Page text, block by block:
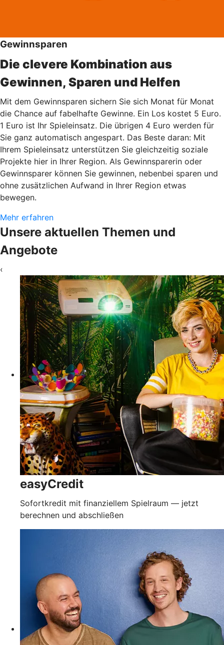
Gewinnsparen
Die clevere Kombination aus
Gewinnen, Sparen und Helfen
Mit dem Gewinnsparen sichern Sie sich Monat für Monat
die Chance auf fabelhafte Gewinne. Ein Los kostet 5 Euro.
1 Euro ist Ihr Spieleinsatz. Die übrigen 4 Euro werden für
Sie ganz automatisch angespart. Das Beste daran: Mit
Ihrem Spieleinsatz unterstützen Sie gleichzeitig soziale
Projekte hier in Ihrer Region. Als Gewinnsparerin oder
Gewinnsparer können Sie gewinnen, nebenbei sparen und
ohne zusätzlichen Aufwand in Ihrer Region etwas
bewegen.
Mehr erfahren
Unsere aktuellen Themen und
Angebote
‹
easyCredit
Sofortkredit mit finanziellem Spielraum — jetzt
berechnen und abschließen